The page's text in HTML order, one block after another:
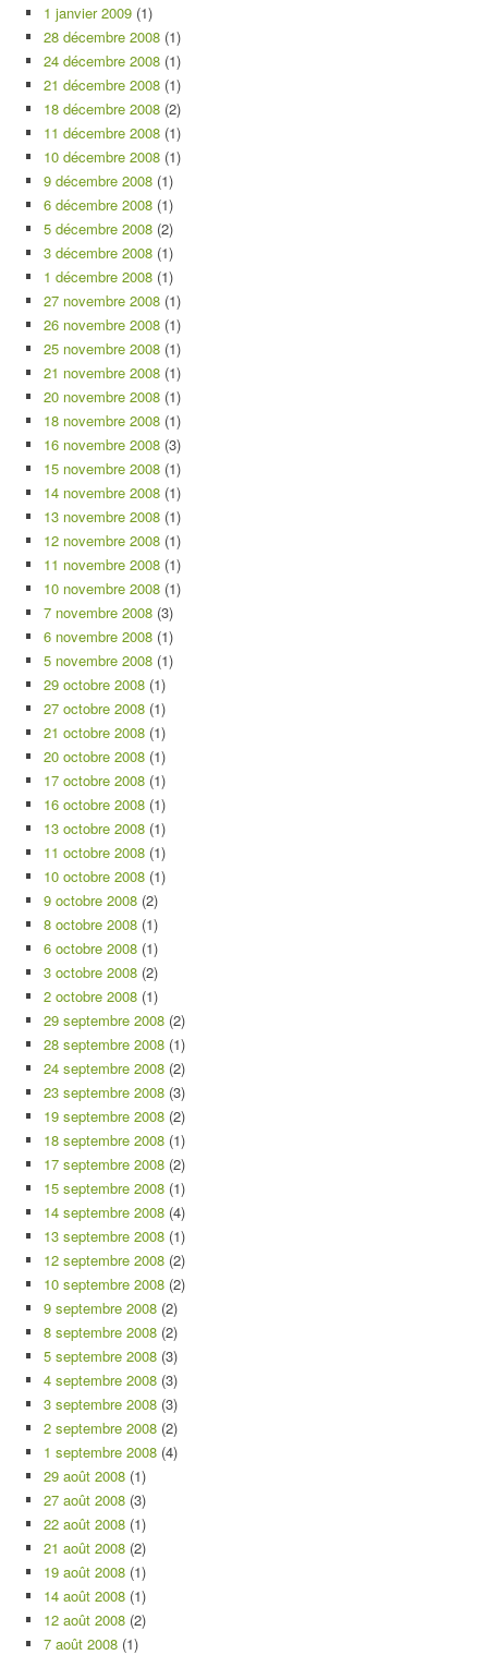
1 janvier 2009 (1)
28 décembre 2008 (1)
24 décembre 2008 (1)
21 décembre 2008 (1)
18 décembre 2008 (2)
11 décembre 2008 (1)
10 décembre 2008 (1)
9 décembre 2008 (1)
6 décembre 2008 (1)
5 décembre 2008 (2)
3 décembre 2008 (1)
1 décembre 2008 (1)
27 novembre 2008 (1)
26 novembre 2008 (1)
25 novembre 2008 (1)
21 novembre 2008 (1)
20 novembre 2008 (1)
18 novembre 2008 (1)
16 novembre 2008 (3)
15 novembre 2008 (1)
14 novembre 2008 (1)
13 novembre 2008 (1)
12 novembre 2008 (1)
11 novembre 2008 (1)
10 novembre 2008 (1)
7 novembre 2008 (3)
6 novembre 2008 (1)
5 novembre 2008 (1)
29 octobre 2008 (1)
27 octobre 2008 (1)
21 octobre 2008 (1)
20 octobre 2008 (1)
17 octobre 2008 (1)
16 octobre 2008 (1)
13 octobre 2008 (1)
11 octobre 2008 (1)
10 octobre 2008 (1)
9 octobre 2008 (2)
8 octobre 2008 (1)
6 octobre 2008 (1)
3 octobre 2008 (2)
2 octobre 2008 (1)
29 septembre 2008 (2)
28 septembre 2008 (1)
24 septembre 2008 (2)
23 septembre 2008 (3)
19 septembre 2008 (2)
18 septembre 2008 (1)
17 septembre 2008 (2)
15 septembre 2008 (1)
14 septembre 2008 (4)
13 septembre 2008 (1)
12 septembre 2008 (2)
10 septembre 2008 (2)
9 septembre 2008 (2)
8 septembre 2008 (2)
5 septembre 2008 (3)
4 septembre 2008 (3)
3 septembre 2008 (3)
2 septembre 2008 (2)
1 septembre 2008 (4)
29 août 2008 (1)
27 août 2008 (3)
22 août 2008 (1)
21 août 2008 (2)
19 août 2008 (1)
14 août 2008 (1)
12 août 2008 (2)
7 août 2008 (1)